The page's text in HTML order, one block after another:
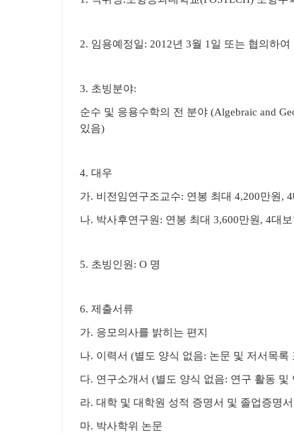
2. 임용예정일: 2012년 3월 1일 또는 협의하여
3. 초빙분야:
순수 및 응용수학의 전 분야 (Algebraic and
있음)
4. 대우
가. 비전임연구조교수: 연봉 최대 4,200만원 ,
나. 박사후연구원: 연봉 최대 3,600만원 , 4대보
5. 초빙인원: O 명
6. 제출서류
가. 응모의사를 밝히는 편지
나. 이력서 (별도 양식 없음: 논문 및 저서목록
다. 연구소개서 (별도 양식 없음: 연구 활동 및
라. 대학 및 대학원 성적 증명서 및 졸업증명
마. 박사학위 논문